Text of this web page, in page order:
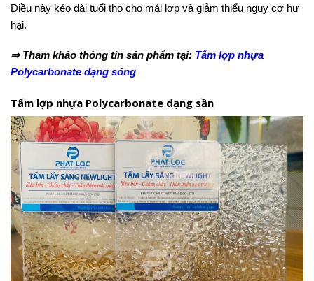
Điều này kéo dài tuổi thọ cho mái lợp và giảm thiểu nguy cơ hư
hại.
⇒ Tham khảo thông tin sản phẩm tại: Tấm lợp nhựa
Polycarbonate dạng sóng
Tấm lợp nhựa Polycarbonate dạng sần